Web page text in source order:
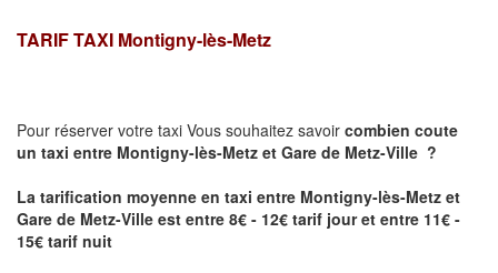
TARIF TAXI Montigny-lès-Metz
Pour réserver votre taxi Vous souhaitez savoir combien coute
un taxi entre Montigny-lès-Metz et Gare de Metz-Ville ?
La tarification moyenne en taxi entre Montigny-lès-Metz et
Gare de Metz-Ville est entre 8€ - 12€ tarif jour et entre 11€ -
15€ tarif nuit